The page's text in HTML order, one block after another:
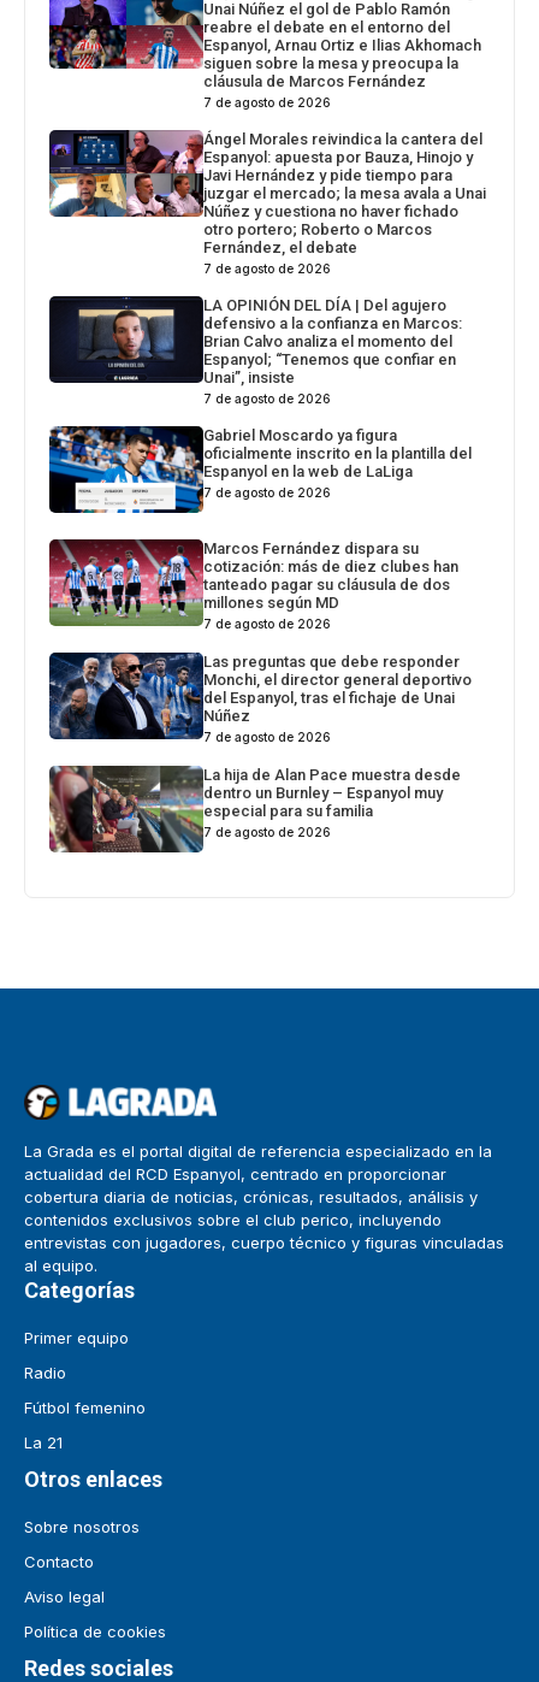
Unai Núñez el gol de Pablo Ramón
reabre el debate en el entorno del
Espanyol, Arnau Ortiz e Ilias Akhomach
siguen sobre la mesa y preocupa la
cláusula de Marcos Fernández
7 de agosto de 2026
Ángel Morales reivindica la cantera del
Espanyol: apuesta por Bauza, Hinojo y
Javi Hernández y pide tiempo para
juzgar el mercado; la mesa avala a Unai
Núñez y cuestiona no haver fichado
otro portero; Roberto o Marcos
Fernández, el debate
7 de agosto de 2026
LA OPINIÓN DEL DÍA | Del agujero
defensivo a la confianza en Marcos:
Brian Calvo analiza el momento del
Espanyol; “Tenemos que confiar en
Unai”, insiste
7 de agosto de 2026
Gabriel Moscardo ya figura
oficialmente inscrito en la plantilla del
Espanyol en la web de LaLiga
7 de agosto de 2026
Marcos Fernández dispara su
cotización: más de diez clubes han
tanteado pagar su cláusula de dos
millones según MD
7 de agosto de 2026
Las preguntas que debe responder
Monchi, el director general deportivo
del Espanyol, tras el fichaje de Unai
Núñez
7 de agosto de 2026
La hija de Alan Pace muestra desde
dentro un Burnley – Espanyol muy
especial para su familia
7 de agosto de 2026
La Grada es el portal digital de referencia especializado en la
actualidad del RCD Espanyol, centrado en proporcionar
cobertura diaria de noticias, crónicas, resultados, análisis y
contenidos exclusivos sobre el club perico, incluyendo
entrevistas con jugadores, cuerpo técnico y figuras vinculadas
al equipo.
Categorías
Primer equipo
Radio
Fútbol femenino
La 21
Otros enlaces
Sobre nosotros
Contacto
Aviso legal
Política de cookies
Redes sociales